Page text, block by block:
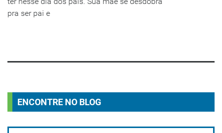
pra ser pai e
ENCONTRE NO BLOG